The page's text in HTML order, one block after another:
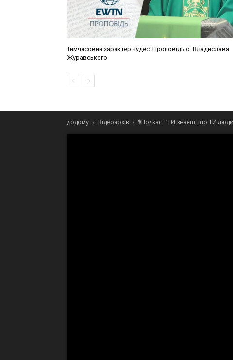
Тимчасовий характер чудес. Проповідь о. Владислава
Журавського